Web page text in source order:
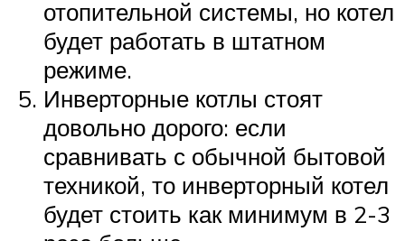
отопительной системы, но котел
будет работать в штатном
режиме.
Инверторные котлы стоят
довольно дорого: если
сравнивать с обычной бытовой
техникой, то инверторный котел
будет стоить как минимум в 2-3